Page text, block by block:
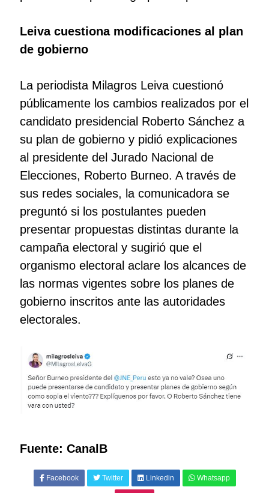
Leiva cuestiona modificaciones al plan
de gobierno
La periodista Milagros Leiva cuestionó
públicamente los cambios realizados por el
candidato presidencial Roberto Sánchez a
su plan de gobierno y pidió explicaciones
al presidente del Jurado Nacional de
Elecciones, Roberto Burneo. A través de
sus redes sociales, la comunicadora se
preguntó si los postulantes pueden
presentar propuestas distintas durante la
campaña electoral y sugirió que el
organismo electoral aclare los alcances de
las normas vigentes sobre los planes de
gobierno inscritos ante las autoridades
electorales.
Fuente: CanalB
Facebook Twitter Linkedin Whatsapp